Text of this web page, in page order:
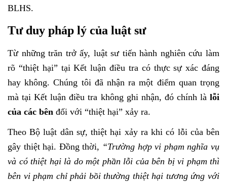
BLHS.
Tư duy pháp lý của luật sư
Từ những trăn trở ấy, luật sư tiến hành nghiên cứu làm
rõ “thiệt hại” tại Kết luận điều tra có thực sự xác đáng
hay không. Chúng tôi đã nhận ra một điểm quan trọng
mà tại Kết luận điều tra không ghi nhận, đó chính là lỗi
của các bên đối với “thiệt hại” xảy ra.
Theo Bộ luật dân sự, thiệt hại xảy ra khi có lỗi của bên
gây thiệt hại. Đồng thời, “Trường hợp vi phạm nghĩa vụ
và có thiệt hại là do một phần lỗi của bên bị vi phạm thì
bên vi phạm chỉ phải bồi thường thiệt hại tương ứng với